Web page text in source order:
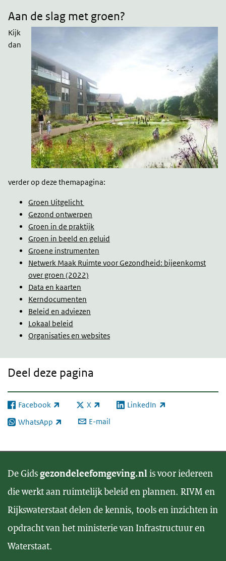
Aan de slag met groen?
Kijk
dan
verder op deze themapagina:
Groen Uitgelicht
Gezond ontwerpen
Groen in de praktijk
Groen in beeld en geluid
Groene instrumenten
Netwerk Maak Ruimte voor Gezondheid: bijeenkomst
over groen (2022)
Data en kaarten
Kerndocumenten
Beleid en adviezen
Lokaal beleid
Organisaties en websites
Deel deze pagina
Facebook
(externe link) X
(externe link) LinkedIn
(externe link)
WhatsApp
(externe link) E-mail
De Gidsgezondeleefomgeving.nlis voor iedereen
die werkt aan ruimtelijk beleid en plannen. RIVM en
Rijkswaterstaat delen de kennis, tools en inzichten in
opdracht van het ministerie van Infrastructuur en
Waterstaat.